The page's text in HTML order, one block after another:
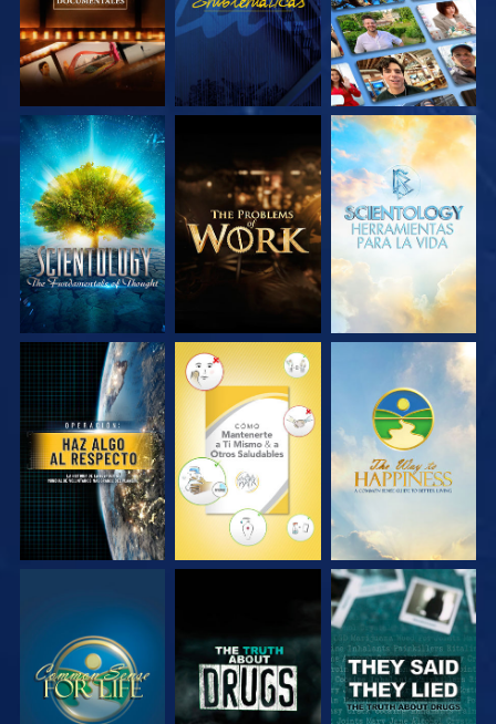
EXPLORA LAS
SERIES
EXPLORA LAS
SERIES
EXPLORA LAS
SERIES
VE VE VE
VE VE